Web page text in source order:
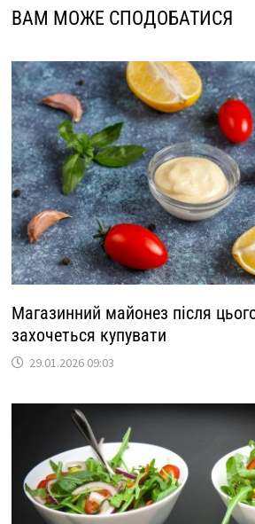
ВАМ МОЖЕ СПОДОБАТИСЯ
Магазинний майонез після
захочеться купувати
29.01.2026 09:03